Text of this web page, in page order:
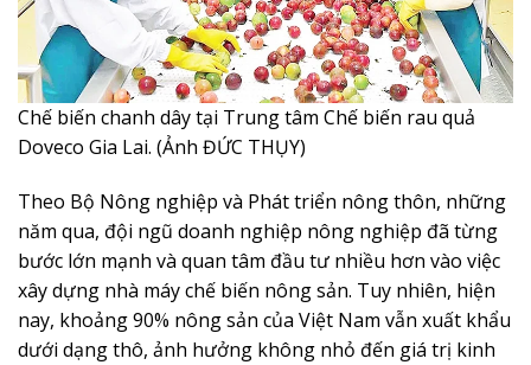
Chế biến chanh dây tại Trung tâm Chế biến rau quả
Doveco Gia Lai. (Ảnh ĐỨC THỤY)
Theo Bộ Nông nghiệp và Phát triển nông thôn, những
năm qua, đội ngũ doanh nghiệp nông nghiệp đã từng
bước lớn mạnh và quan tâm đầu tư nhiều hơn vào việc
xây dựng nhà máy chế biến nông sản. Tuy nhiên, hiện
nay, khoảng 90% nông sản của Việt Nam vẫn xuất khẩu
dưới dạng thô, ảnh hưởng không nhỏ đến giá trị kinh